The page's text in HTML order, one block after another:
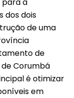
para a
dos dois
de uma
de
Corumbá
é otimizar
em